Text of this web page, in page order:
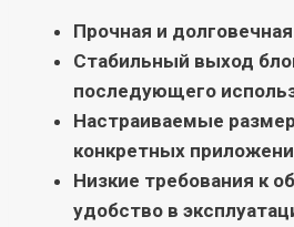
Прочная и
Стабильный выход
последующего
Настраиваемые
конкретных
Низкие требования к
удобство в